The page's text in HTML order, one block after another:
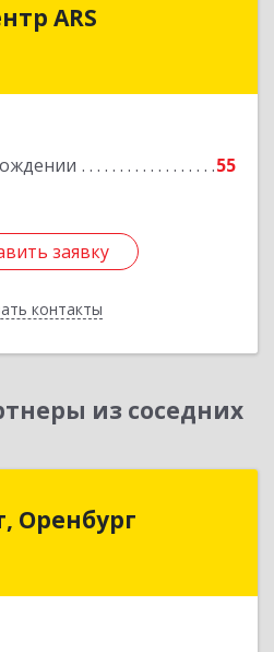
ARS
55
заявку
контакты
заявку
Назад
из соседних
Оренбург
Бит, Оренбург
обл, Оренбург, Березка